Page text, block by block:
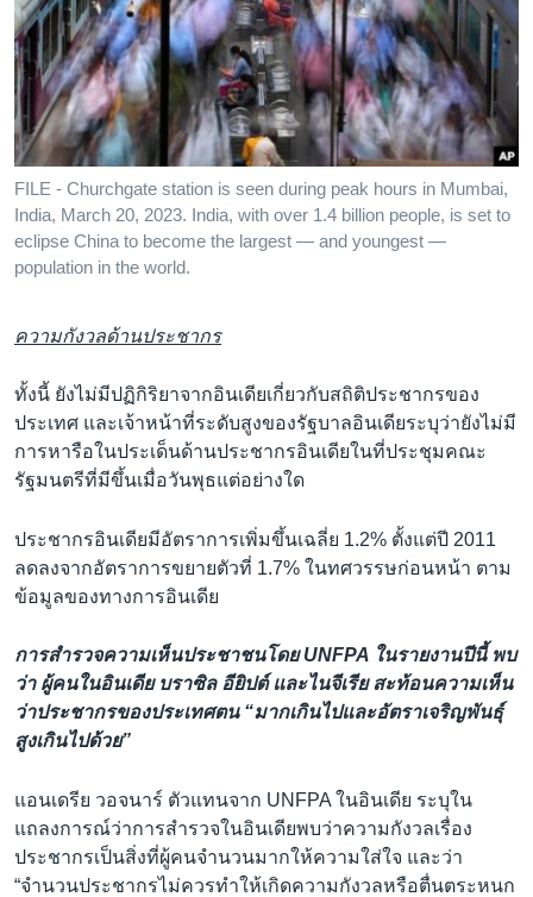
FILE - Churchgate station is seen during peak hours in Mumbai,
India, March 20, 2023. India, with over 1.4 billion people, is set to
eclipse China to become the largest — and youngest —
population in the world.
ความกังวลด้านประชากร
ทั้งนี้ ยังไม่มีปฏิกิริยาจากอินเดียเกี่ยวกับสถิติประชากรของ
ประเทศ และเจ้าหน้าที่ระดับสูงของรัฐบาลอินเดียระบุว่ายังไม่มี
การหารือในประเด็นด้านประชากรอินเดียในที่ประชุมคณะ
รัฐมนตรีที่มีขึ้นเมื่อวันพุธแต่อย่างใด
ประชากรอินเดียมีอัตราการเพิ่มขึ้นเฉลี่ย 1.2% ตั้งแต่ปี 2011
ลดลงจากอัตราการขยายตัวที่ 1.7% ในทศวรรษก่อนหน้า ตาม
ข้อมูลของทางการอินเดีย
การสำรวจความเห็นประชาชนโดย UNFPA ในรายงานปีนี้ พบ
ว่า ผู้คนในอินเดีย บราซิล อียิปต์ และไนจีเรีย สะท้อนความเห็น
ว่าประชากรของประเทศตน “มากเกินไปและอัตราเจริญพันธุ์
สูงเกินไปด้วย”
แอนเดรีย วอจนาร์ ตัวแทนจาก UNFPA ในอินเดีย ระบุใน
แถลงการณ์ว่าการสำรวจในอินเดียพบว่าความกังวลเรื่อง
ประชากรเป็นสิ่งที่ผู้คนจำนวนมากให้ความใส่ใจ และว่า
“จำนวนประชากรไม่ควรทำให้เกิดความกังวลหรือตื่นตระหนก